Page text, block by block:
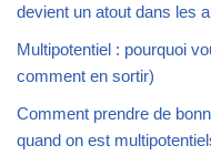
devient un atout dans les
Multipotentiel : pourquoi
comment en sortir)
Comment prendre de
quand on est